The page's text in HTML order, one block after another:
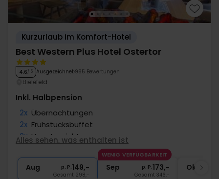
Kurzurlaub im Komfort-Hotel
Best Western Plus Hotel Ostertor
4.6/ 5 Ausgezeichnet 985 Bewertungen
Bielefeld
Inkl. Halbpension
2x Übernachtungen
2x Frühstücksbuffet
2x Hauptgericht
1 Glas Wein/Bier zum Abendessen
∞ Nutzung Sauna
Alles sehen, was enthalten ist
Aug p. P.149,-
Gesamt 298,-
WENIG VERFÜGBARKEIT
Sep p. P.173,-
Gesamt 346,-
Okt